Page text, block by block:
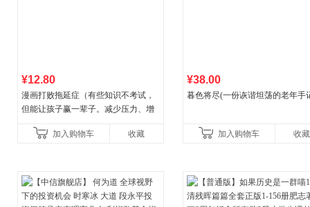
¥12.80
漫画打败拖延症（有些知识不考试，
但能让孩子赢一辈子。减少压力、增
合“小行动”触发大脑行动开
加入购物车 收藏
¥38.00
暮色将尽(一份诙谐坦荡的老年手
加入购物车 收藏